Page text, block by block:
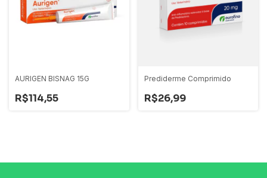
AURIGEN BISNAG 15G
R$114,55
Prediderme Comprimido
R$26,99